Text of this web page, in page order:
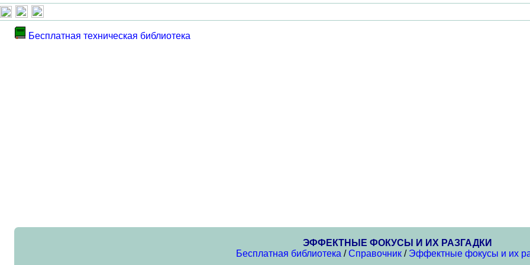
Бесплатная техническая библиотека
ЭФФЕКТНЫЕ ФОКУСЫ И ИХ РАЗГАДКИ
Бесплатная библиотека /Справочник/ Эффектные фокусы и их